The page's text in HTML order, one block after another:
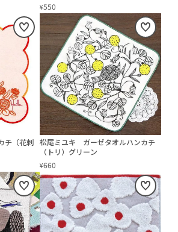
¥550
チ（花刺 松尾ミユキ ガーゼタオルハンカチ
（トリ）グリーン
¥660